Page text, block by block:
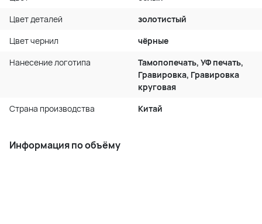
Цвет деталей
золотистый
Цвет чернил
чёрные
Нанесение логотипа
Тамопопечать, УФ печать,
Гравировка, Гравировка
круговая
Страна производства
Китай
Информация по объёму